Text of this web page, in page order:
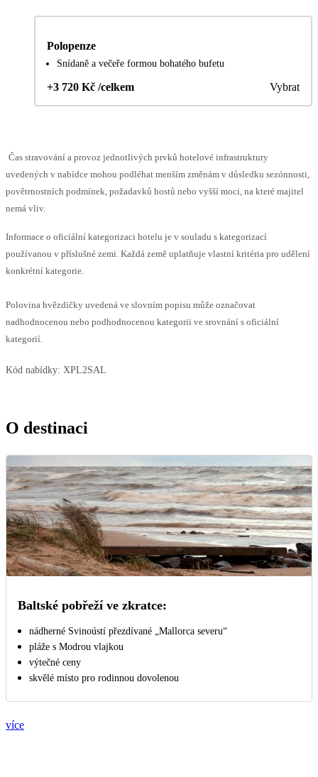
Polopenze
Snídaně a večeře formou bohatého bufetu
+3 720 Kč /celkem Vybrat
Čas stravování a provoz jednotlivých prvků hotelové infrastruktury
uvedených v nabídce mohou podléhat menším změnám v důsledku sezónnosti,
povětrnostních podmínek, požadavků hostů nebo vyšší moci, na které majitel
nemá vliv.
Informace o oficiální kategorizaci hotelu je v souladu s kategorizací
používanou v příslušné zemi. Každá země uplatňuje vlastní kritéria pro udělení
konkrétní kategorie.
Polovina hvězdičky uvedená ve slovním popisu může označovat
nadhodnocenou nebo podhodnocenou kategorii ve srovnání s oficiální
kategorií.
Kód nabídky: XPL2SAL
O destinaci
Baltské pobřeží ve zkratce:
nádherné Svinoústí přezdívané „Mallorca severu“
pláže s Modrou vlajkou
výtečné ceny
skvělé místo pro rodinnou dovolenou
více